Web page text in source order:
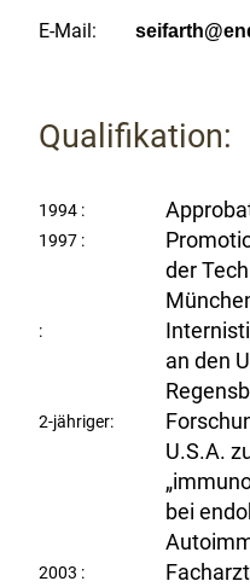
E-Mail:
Qualifikation:
1994 :
1997 :
der
:
an den
2-jähriger:
U.S.A.
bei
2003 :